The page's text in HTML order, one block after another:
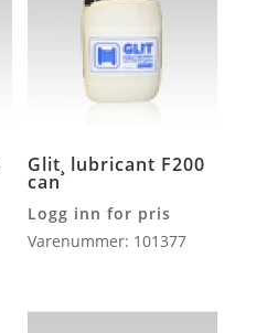
Glit¸ lubricant F200
can
Logg inn for pris
Varenummer: 101377